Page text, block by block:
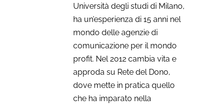
Università degli studi di Milano,
ha un’esperienza di 15 anni nel
mondo delle agenzie di
comunicazione per il mondo
profit. Nel 2012 cambia vita e
approda su Rete del Dono,
dove mette in pratica quello
che ha imparato nella